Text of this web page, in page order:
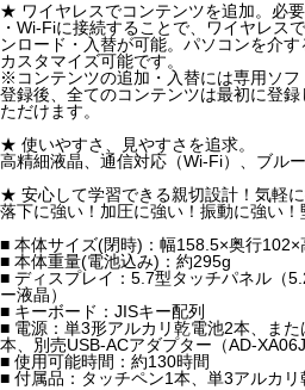
★ ワイヤレスでコンテンツを追加。必要
・Wi-Fiに接続することで、ワイヤレス
ンロード・入替が可能。パソコンを介
カスタマイズ可能です。
※コンテンツの追加・入替には専用ソフ
登録後、全てのコンテンツは最初に登
ただけます。
★ 使いやすさ、見やすさを追求。
高精細液晶、通信対応（Wi-Fi）、ブル
★ 安心して学習できる親切設計！気軽に
落下に強い！加圧に強い！振動に強い！
■ 本体サイズ(閉時)：幅158.5×奥行
■ 本体重量(電池込み)：約295g
■ ディスプレイ：5.7型タッチパネル（
ー液晶）
■ キーボード：JISキー配列
■ 電源：単3形アルカリ乾電池2本、ま
本、別売USB-ACアダプター（AD-XA06J
■ 使用可能時間：約130時間
■ 付属品：タッチペン1本、単3アルカリ